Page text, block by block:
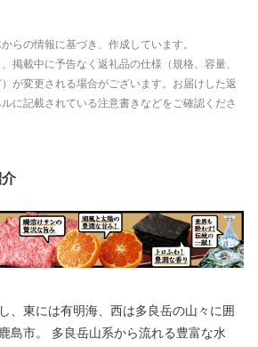
らの情報に基づき、作成しています。
掲載中に予告なく返礼品の仕様（規格、容量、
が変更される場合がございます。お届けした返
に記載されている注意書きなどをご確認くださ
、東には有明海、西は多良岳の山々に囲
島市。 多良岳山系から流れる豊富な水